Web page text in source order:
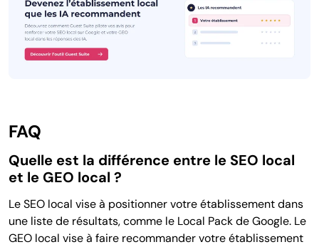
FAQ
Quelle est la différence entre le SEO local
et le GEO local ?
Le SEO local vise à positionner votre établissement dans
une liste de résultats, comme le Local Pack de Google. Le
GEO local vise à faire recommander votre établissement